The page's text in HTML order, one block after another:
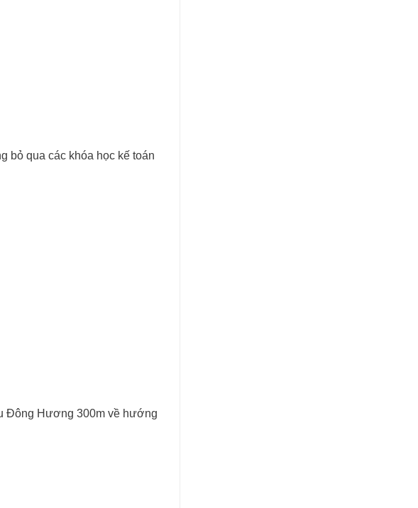
bỏ qua các khóa học kế toán
Đông Hương 300m về hướng